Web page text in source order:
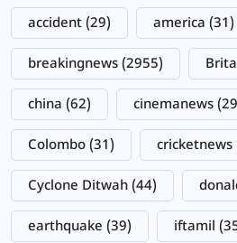
accident (29) america (31)
breakingnews (2955)
china (62) cinemanews
Colombo (31) cricketnews
Cyclone Ditwah (44)
earthquake (39) iftamil